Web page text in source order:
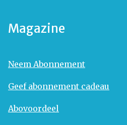
Magazine
Neem Abonnement
Geef abonnement cadeau
Abovoordeel